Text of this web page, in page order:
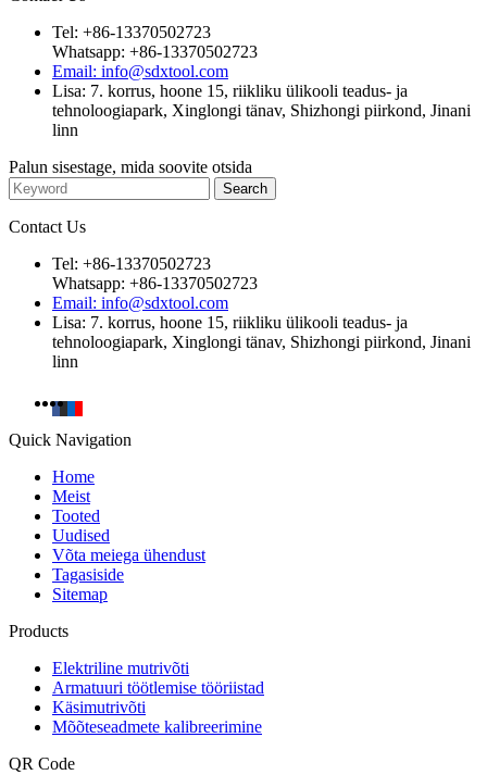
Tel: +86-13370502723
Whatsapp: +86-13370502723
Email: info@sdxtool.com
Lisa: 7. korrus, hoone 15, riikliku ülikooli teadus- ja
tehnoloogiapark, Xinglongi tänav, Shizhongi piirkond, Jinani
linn
Palun sisestage, mida soovite otsida
Contact Us
Tel: +86-13370502723
Whatsapp: +86-13370502723
Email: info@sdxtool.com
Lisa: 7. korrus, hoone 15, riikliku ülikooli teadus- ja
tehnoloogiapark, Xinglongi tänav, Shizhongi piirkond, Jinani
linn
Quick Navigation
Home
Meist
Tooted
Uudised
Võta meiega ühendust
Tagasiside
Sitemap
Products
Elektriline mutrivõti
Armatuuri töötlemise tööriistad
Käsimutrivõti
Mõõteseadmete kalibreerimine
QR Code